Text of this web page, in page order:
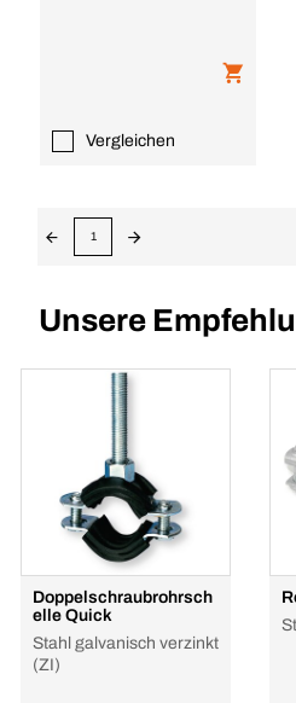
Vergleichen
1
Unsere
Doppelschraubrohrsch
elle Quick
Stahl galvanisch verzinkt
(ZI)